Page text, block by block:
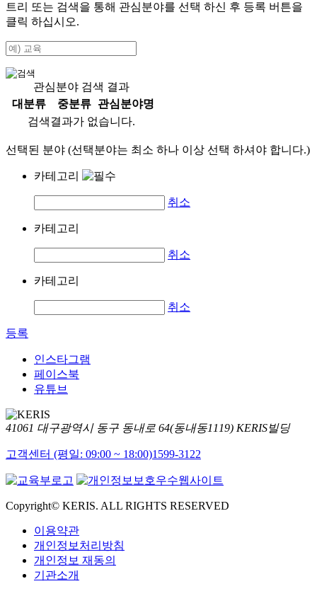
트리 또는 검색을 통해 관심분야를 선택 하신 후 등록 버튼을
클릭 하십시오.
관심분야 검색 결과
대분류
중분류
관심분야명
검색결과가 없습니다.
선택된 분야 (선택분야는 최소 하나 이상 선택 하셔야 합니다.)
카테고리
취소
카테고리
취소
카테고리
취소
등록
인스타그램
페이스북
유튜브
41061 대구광역시 동구 동내로 64(동내동1119) KERIS빌딩
고객센터 (평일: 09:00 ~ 18:00)1599-3122
Copyright© KERIS. ALL RIGHTS RESERVED
이용약관
개인정보처리방침
개인정보 재동의
기관소개